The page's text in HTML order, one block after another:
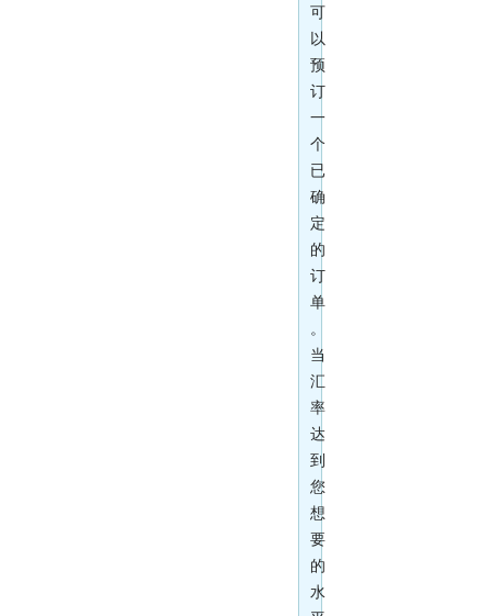
可
以
预
订
一
个
已
确
定
的
订
单
。
当
汇
率
达
到
您
想
要
的
水